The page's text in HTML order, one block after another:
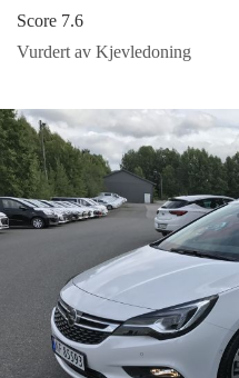
Score 7.6
Vurdert av Kjevledoning